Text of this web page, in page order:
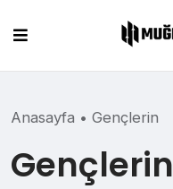
content
Anasayfa • Gençlerin
Gençlerin